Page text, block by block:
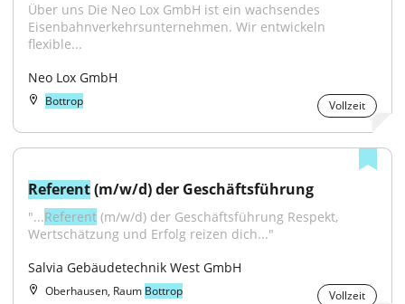
Über uns Die Neo Lox GmbH ist ein wachsendes
Eisenbahnverkehrsunternehmen. Wir entwickeln
flexible...
Neo Lox GmbH
Bottrop Vollzeit
Referent (m/w/d) der Geschäftsführung
"...Referent (m/w/d) der Geschäftsführung Respekt,
Wertschätzung und Erfolg reizen dich..."
Salvia Gebäudetechnik West GmbH
Oberhausen, Raum Bottrop Vollzeit